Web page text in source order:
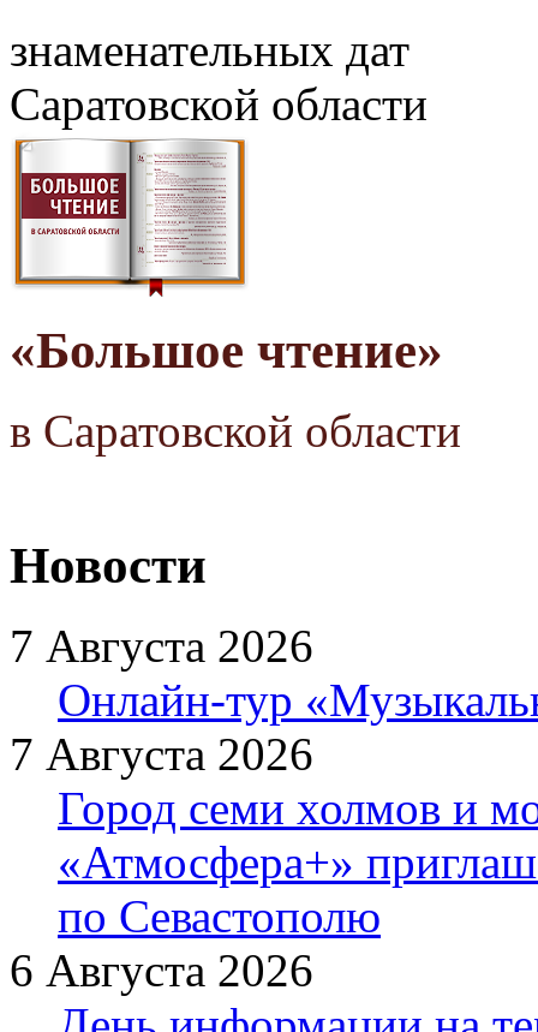
знаменательных дат
Саратовской области
«Большое чтение»
в Саратовской области
Новости
7 Августа 2026
Онлайн-тур
7 Августа 2026
Город семи холмов и
«Атмосфера+»
по Севастополю
6 Августа 2026